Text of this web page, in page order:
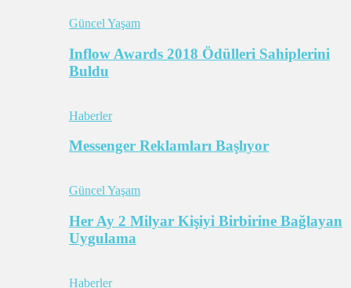
Güncel Yaşam
Inflow Awards 2018 Ödülleri Sahiplerini
Buldu
Haberler
Messenger Reklamları Başlıyor
Güncel Yaşam
Her Ay 2 Milyar Kişiyi Birbirine Bağlayan
Uygulama
Haberler